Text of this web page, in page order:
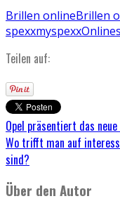
Brillen onlineBrillen
spexxmyspexx
Teilen auf:
Opel präsentiert das
Wo trifft man auf
sind?
Über den Autor